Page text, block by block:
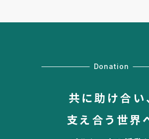
Donation
共に助け合い
支え合う世界